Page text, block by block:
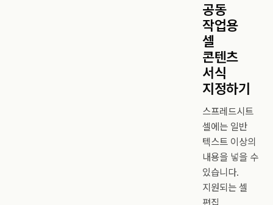
공동
작업용
셀
콘텐츠
서식
지정하기
스프레드시트
셀에는 일반
텍스트 이상의
내용을 넣을 수
있습니다.
지원되는 셀